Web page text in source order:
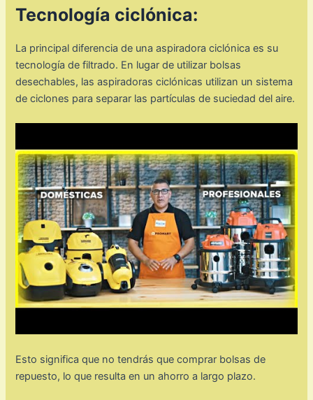
Tecnología ciclónica:
La principal diferencia de una aspiradora ciclónica es su
tecnología de filtrado. En lugar de utilizar bolsas
desechables, las aspiradoras ciclónicas utilizan un sistema
de ciclones para separar las partículas de suciedad del aire.
Esto significa que no tendrás que comprar bolsas de
repuesto, lo que resulta en un ahorro a largo plazo.